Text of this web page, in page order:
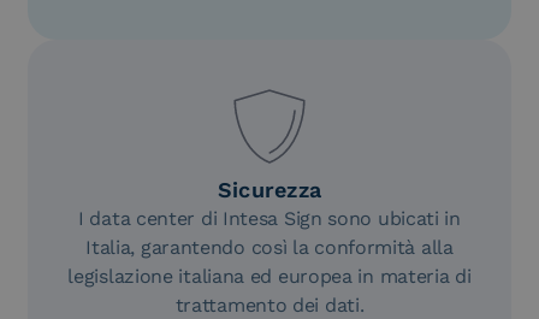
Sicurezza
I data center di Intesa Sign sono ubicati in
Italia, garantendo così la conformità alla
legislazione italiana ed europea in materia di
trattamento dei dati.